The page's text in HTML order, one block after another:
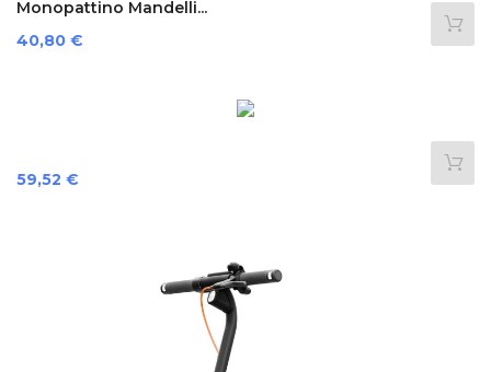
Monopattino Mandelli...
Preis
40,80 €
Preis
59,52 €